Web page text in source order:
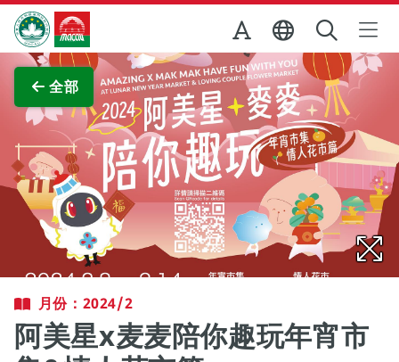
跳至主内容
澳门特别行政区政府旅游局
全部
查看原图
月份：2024/2
阿美星x麦麦陪你趣玩年宵市